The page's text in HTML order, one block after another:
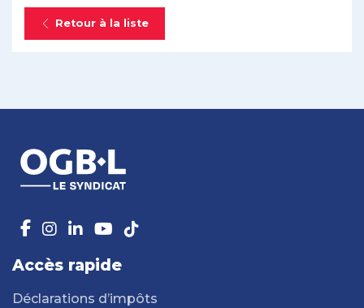
Retour à la liste
Accès rapide
Déclarations d’impôts